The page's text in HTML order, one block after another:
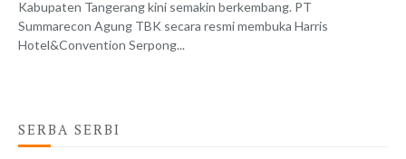
Kabupaten Tangerang kini semakin berkembang. PT
Summarecon Agung TBK secara resmi membuka Harris
Hotel&Convention Serpong...
SERBA SERBI